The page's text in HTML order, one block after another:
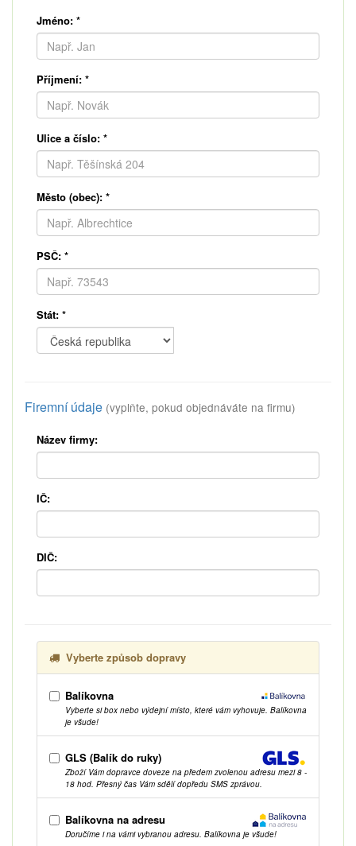
Jméno: *
Příjmení: *
Ulice a číslo: *
Město (obec): *
PSČ: *
Stát: *
Firemní údaje (vyplňte, pokud objednáváte na firmu)
Název firmy:
IČ:
DIČ:
Vyberte způsob dopravy
Balíkovna
Vyberte si box nebo výdejní místo, které vám vyhovuje. Balíkovna
je všude!
GLS (Balík do ruky)
Zboží Vám dopravce doveze na předem zvolenou adresu mezi 8 -
18 hod. Přesný čas Vám sdělí dopředu SMS zprávou.
Balíkovna na adresu
Doručíme i na vámi vybranou adresu. Balíkovna je všude!